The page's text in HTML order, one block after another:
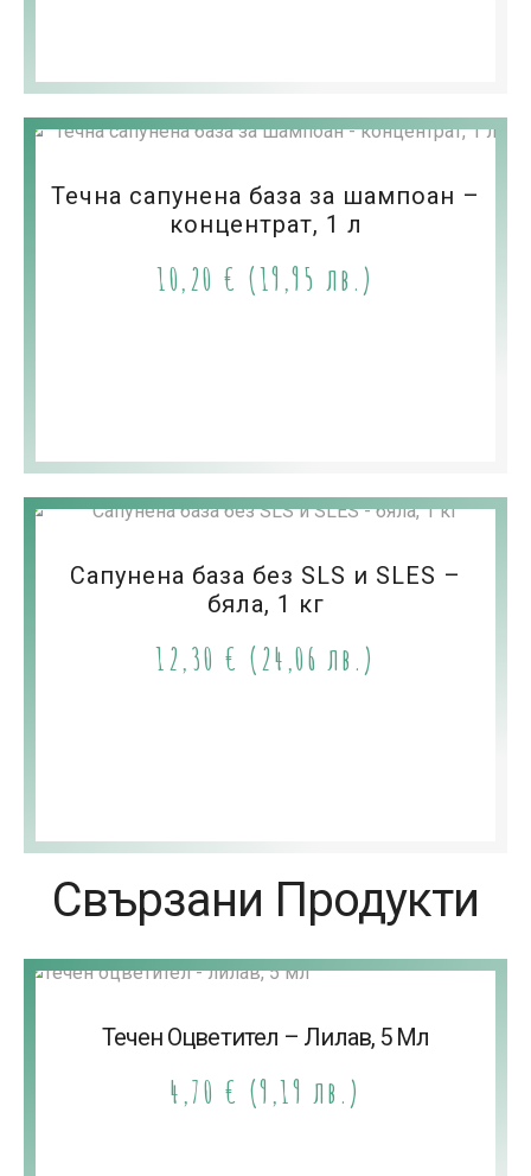
Течна сапунена база за шампоан –
концентрат, 1 л
10,20 € (19,95 лв.)
Сапунена база без SLS и SLES –
бяла, 1 кг
12,30 € (24,06 лв.)
Свързани Продукти
Течен Оцветител – Лилав, 5 Мл
4,70 € (9,19 лв.)